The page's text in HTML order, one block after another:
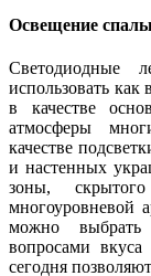
Освещение
Светодиодные
использовать как
в качестве
атмосферы
качестве
и настенных
зоны,
многоуровневой
можно выбрать
вопросами
сегодня